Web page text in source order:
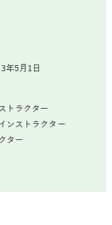
年5月1日
トラクター
ンストラクター
ター